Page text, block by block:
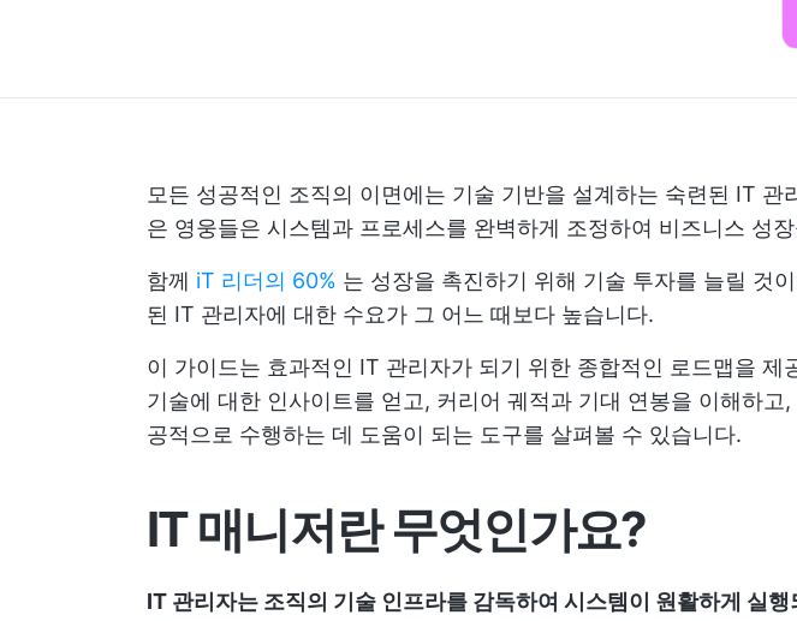
모든 성공적인 조직의 이면에는 기술 기반을 설계하는 숙련된 IT 관
은 영웅들은 시스템과 프로세스를 완벽하게 조정하여 비즈니스 성
함께 iT 리더의 60% 는 성장을 촉진하기 위해 기술 투자를 늘릴 것
된 IT 관리자에 대한 수요가 그 어느 때보다 높습니다.
이 가이드는 효과적인 IT 관리자가 되기 위한 종합적인 로드맵을 제
기술에 대한 인사이트를 얻고, 커리어 궤적과 기대 연봉을 이해하고
공적으로 수행하는 데 도움이 되는 도구를 살펴볼 수 있습니다.
IT 매니저란 무엇인가요?
IT 관리자는 조직의 기술 인프라를 감독하여 시스템이 원활하게 실